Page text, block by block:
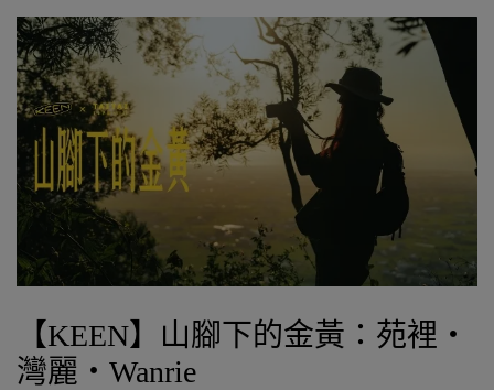
【KEEN】山腳下的金黃：苑裡・
灣麗・Wanrie